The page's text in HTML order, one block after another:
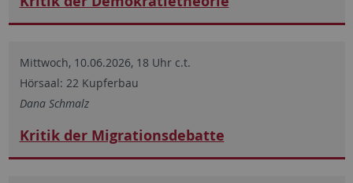
Mittwoch, 10.06.2026, 18 Uhr c.t.
Hörsaal: 22 Kupferbau
Dana Schmalz
Kritik der Migrationsdebatte